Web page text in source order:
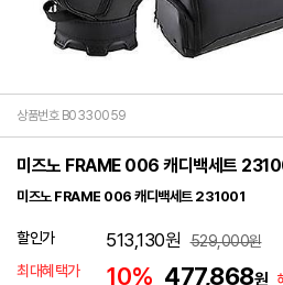
상품번호 B0330059
미즈노 FRAME 006 캐디백세트
미즈노 FRAME 006 캐디백세트 231001
할인가 513,130원 529,000원
최대혜택가
10% 477,868원